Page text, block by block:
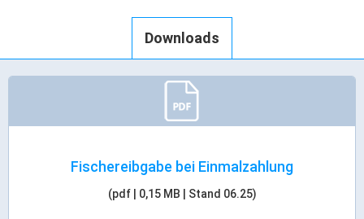
Downloads
Fischereibgabe bei Einmalzahlung
(pdf | 0,15 MB | Stand 06.25)